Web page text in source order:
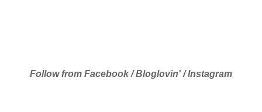
Follow from Facebook/Bloglovin' /Instagram